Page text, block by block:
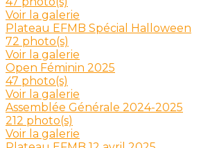
Voir la galerie
Plateau EFMB Spécial Halloween
72 photo(s)
Voir la galerie
Open Féminin 2025
47 photo(s)
Voir la galerie
Assemblée Générale 2024-2025
212 photo(s)
Voir la galerie